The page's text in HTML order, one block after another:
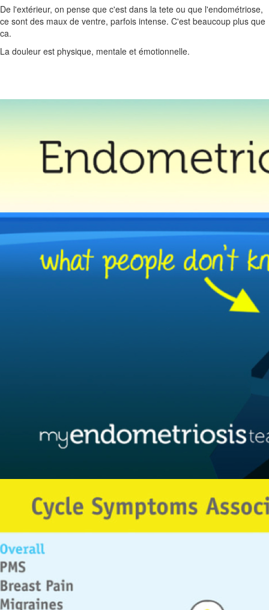
De l'extérieur, on pense que c'est dans la tete ou que l'endométriose,
ce sont des maux de ventre, parfois intense. C'est beaucoup plus que
ca.
La douleur est physique, mentale et émotionnelle.